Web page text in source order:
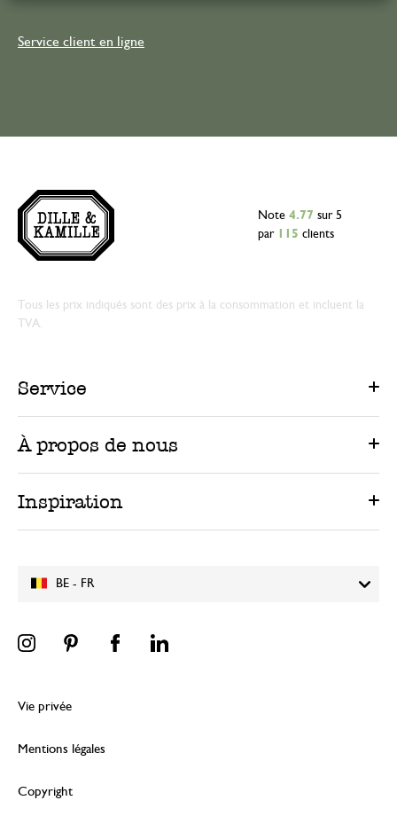
Service client en ligne
BE - FR
Note 4.77 sur 5
par
115 clients
Tous les prix indiqués sont des prix à la consommation et incluent la
TVA.
Service
À propos de nous
Inspiration
Vie privée
Mentions légales
Copyright